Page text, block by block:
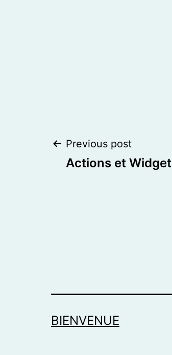
Post
Previous post
Actions et Widget
BIENVENUE